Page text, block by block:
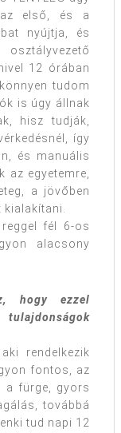
első, és a
nyújtja, és
12 órában
tudom
is úgy állnak
hisz tudják,
így
és manuális
az egyetemre,
a jövőben
fél 6-os
alacsony
hogy ezzel
rendelkezik
fontos, az
a fürge, gyors
továbbá
tud napi 12